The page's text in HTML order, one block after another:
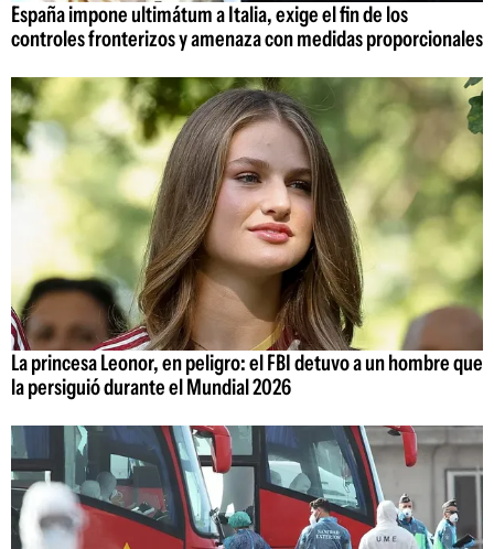
España impone ultimátum a Italia, exige el fin de los
controles fronterizos y amenaza con medidas proporcionales
La princesa Leonor, en peligro: el FBI detuvo a un hombre que
la persiguió durante el Mundial 2026